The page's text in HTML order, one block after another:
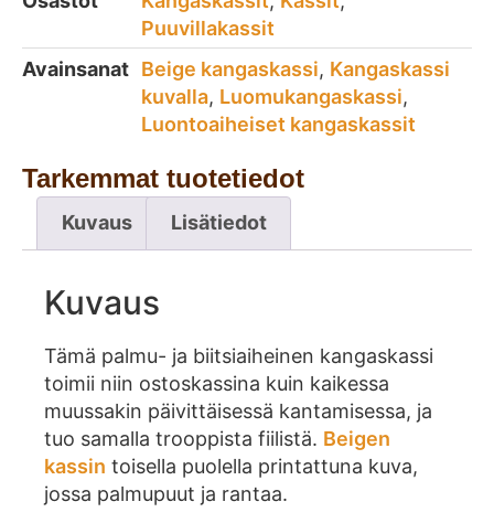
Puuvillakassit
Avainsanat Beige kangaskassi, Kangaskassi
kuvalla, Luomukangaskassi,
Luontoaiheiset kangaskassit
Tarkemmat tuotetiedot
Kuvaus Lisätiedot
Kuvaus
Tämä palmu- ja biitsiaiheinen kangaskassi
toimii niin ostoskassina kuin kaikessa
muussakin päivittäisessä kantamisessa, ja
tuo samalla trooppista fiilistä. Beigen
kassin toisella puolella printattuna kuva,
jossa palmupuut ja rantaa.